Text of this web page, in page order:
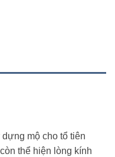
mộ cho tổ tiên
thể hiện lòng kính